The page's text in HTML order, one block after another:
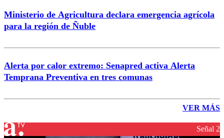
Ministerio de Agricultura declara emergencia agrícola
para la región de Ñuble
Alerta por calor extremo: Senapred activa Alerta
Temprana Preventiva en tres comunas
VER MÁS
Señal 2